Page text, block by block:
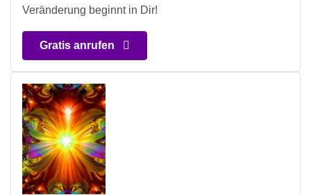
Veränderung beginnt in Dir!
Gratis anrufen